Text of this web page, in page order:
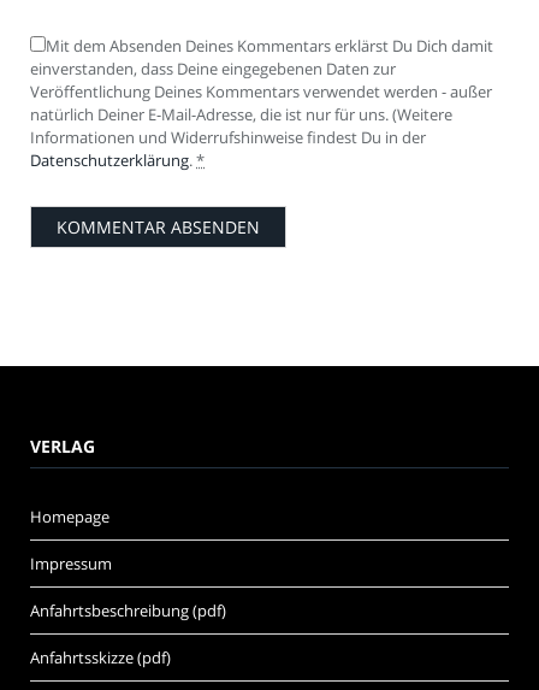
Mit dem Absenden Deines Kommentars erklärst Du Dich damit
einverstanden, dass Deine eingegebenen Daten zur
Veröffentlichung Deines Kommentars verwendet werden - außer
natürlich Deiner E-Mail-Adresse, die ist nur für uns. (Weitere
Informationen und Widerrufshinweise findest Du in der
Datenschutzerklärung. *
VERLAG
Homepage
Impressum
Anfahrtsbeschreibung (pdf)
Anfahrtsskizze (pdf)